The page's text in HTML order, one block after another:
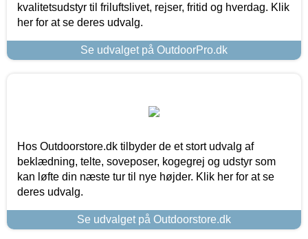
kvalitetsudstyr til friluftslivet, rejser, fritid og hverdag. Klik
her for at se deres udvalg.
Se udvalget på OutdoorPro.dk
Hos Outdoorstore.dk tilbyder de et stort udvalg af
beklædning, telte, soveposer, kogegrej og udstyr som
kan løfte din næste tur til nye højder. Klik her for at se
deres udvalg.
Se udvalget på Outdoorstore.dk